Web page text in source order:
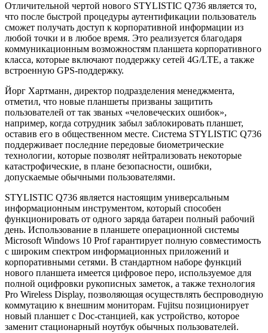
Отличительной чертой нового STYLISTIC Q736 является то,
что после быстрой процедуры аутентификации пользователь
сможет получать доступ к корпоративной информации из
любой точки и в любое время. Это реализуется благодаря
коммуникационным возможностям планшета корпоративного
класса, которые включают поддержку сетей 4G/LTE, а также
встроенную GPS-поддержку.
Йорг Хартманн, директор подразделения менеджмента,
отметил, что новые планшеты призваны защитить
пользователей от так званых «человеческих ошибок»,
например, когда сотрудник забыл заблокировать планшет,
оставив его в общественном месте. Система STYLISTIC Q736
поддерживает последние передовые биометрические
технологии, которые позволят нейтрализовать некоторые
катастрофические, в плане безопасности, ошибки,
допускаемые обычными пользователями.
STYLISTIC Q736 является настоящим универсальным
информационным инструментом, который способен
функционировать от одного заряда батареи полный рабочий
день. Использование в планшете операционной системы
Microsoft Windows 10 Prof гарантирует полную совместимость
с широким спектром информационных приложений и
корпоративными сетями. В стандартном наборе функций
нового планшета имеется цифровое перо, используемое для
полной оцифровки рукописных заметок, а также технология
Pro Wireless Display, позволяющая осуществлять беспроводную
коммутацию к внешним мониторам. Fujitsu позиционирует
новый планшет с Doc-станцией, как устройство, которое
заменит стационарный ноутбук обычных пользователей.